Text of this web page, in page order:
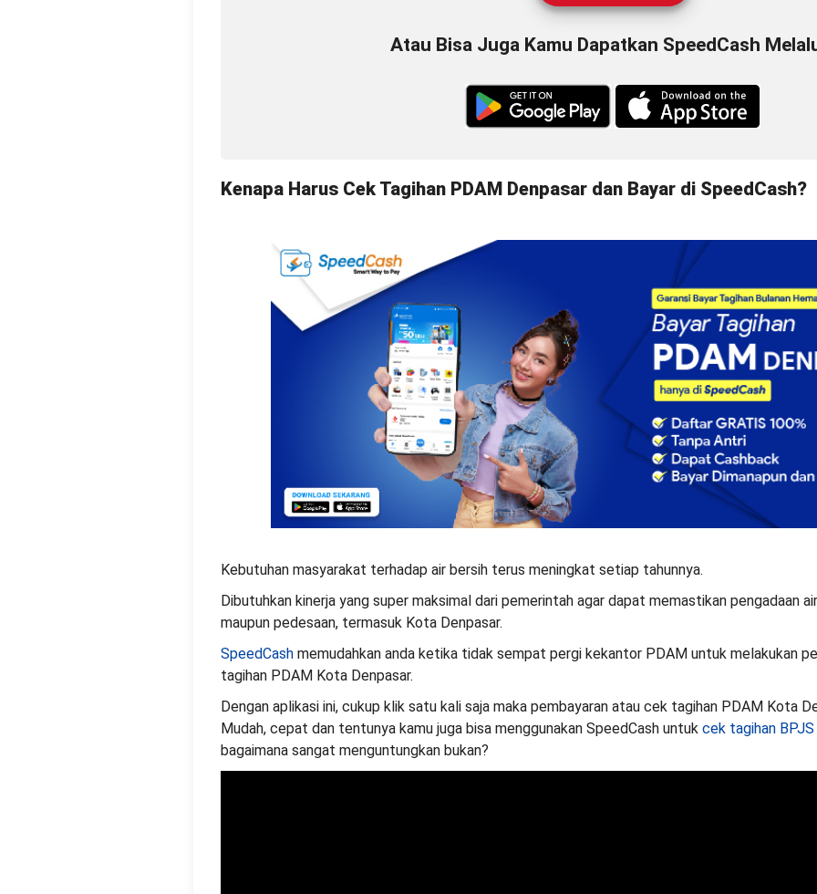
Atau Bisa Juga Kamu Dapatkan SpeedCash
Kenapa Harus Cek Tagihan PDAM Denpasar dan Bayar di SpeedCash?
Kebutuhan masyarakat terhadap air bersih terus meningkat setiap tahunnya.
Dibutuhkan kinerja yang super maksimal dari pemerintah agar dapat memastikan pengadaan
maupun pedesaan, termasuk Kota Denpasar.
SpeedCash memudahkan anda ketika tidak sempat pergi kekantor PDAM untuk melakukan
tagihan PDAM Kota Denpasar.
Dengan aplikasi ini, cukup klik satu kali saja maka pembayaran atau cek tagihan PDAM Kota
Mudah, cepat dan tentunya kamu juga bisa menggunakan SpeedCash untuk cek tagihan
bagaimana sangat menguntungkan bukan?